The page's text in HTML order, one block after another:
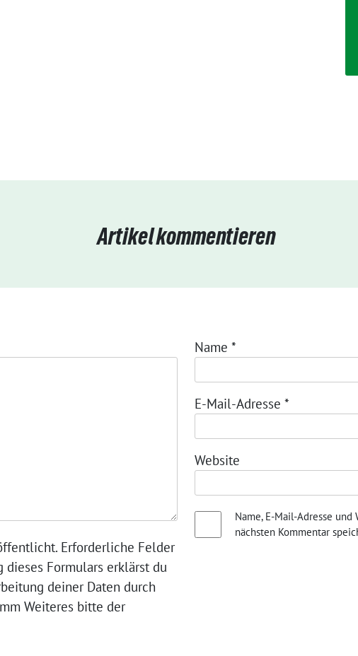
Artikel kommentieren
Erforderliche Felder
Formulars erklärst du
deiner Daten durch
Weiteres bitte der
Name *
E-Mail-Adresse *
Website
Name, E-Mail-Adresse
nächsten Kommentar